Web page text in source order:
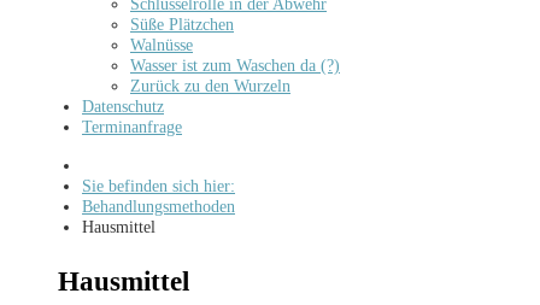
Süße Plätzchen
Walnüsse
Wasser ist zum Waschen da (?)
Zurück zu den Wurzeln
Datenschutz
Terminanfrage
Sie befinden sich hier:
Behandlungsmethoden
Hausmittel
Hausmittel